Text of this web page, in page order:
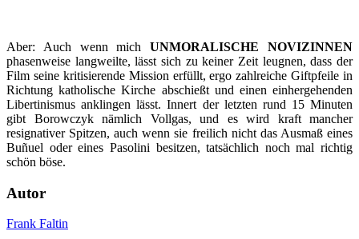
Aber: Auch wenn michUNMORALISCHE NOVIZINNEN
phasenweise langweilte, lässt sich zu keiner Zeit leugnen, dass der
Film seine kritisierende Mission erfüllt, ergo zahlreiche Giftpfeile in
Richtung katholische Kirche abschießt und einen einhergehenden
Libertinismus anklingen lässt. Innert der letzten rund 15 Minuten
gibt Borowczyk nämlich Vollgas, und es wird kraft mancher
resignativer Spitzen, auch wenn sie freilich nicht das Ausmaß eines
Buñuel oder eines Pasolini besitzen, tatsächlich noch mal richtig
schön böse.
Autor
Frank Faltin